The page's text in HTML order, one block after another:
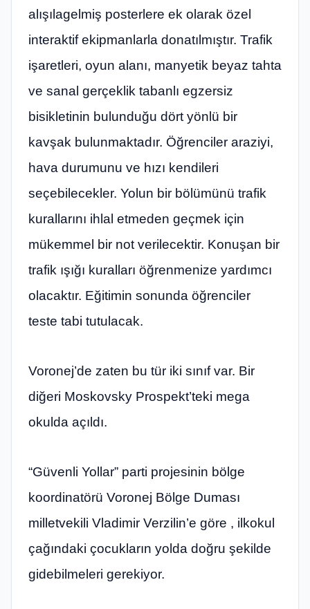
alışılagelmiş posterlere ek olarak özel
interaktif ekipmanlarla donatılmıştır. Trafik
işaretleri, oyun alanı, manyetik beyaz tahta
ve sanal gerçeklik tabanlı egzersiz
bisikletinin bulunduğu dört yönlü bir
kavşak bulunmaktadır. Öğrenciler araziyi,
hava durumunu ve hızı kendileri
seçebilecekler. Yolun bir bölümünü trafik
kurallarını ihlal etmeden geçmek için
mükemmel bir not verilecektir. Konuşan bir
trafik ışığı kuralları öğrenmenize yardımcı
olacaktır. Eğitimin sonunda öğrenciler
teste tabi tutulacak.
Voronej’de zaten bu tür iki sınıf var. Bir
diğeri Moskovsky Prospekt’teki mega
okulda açıldı.
“Güvenli Yollar” parti projesinin bölge
koordinatörü Voronej Bölge Duması
milletvekili Vladimir Verzilin’e göre , ilkokul
çağındaki çocukların yolda doğru şekilde
gidebilmeleri gerekiyor.